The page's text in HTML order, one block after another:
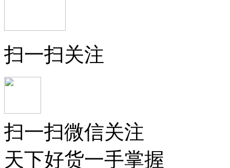
扫一扫关注
扫一扫微信关注
天下好货一手掌握